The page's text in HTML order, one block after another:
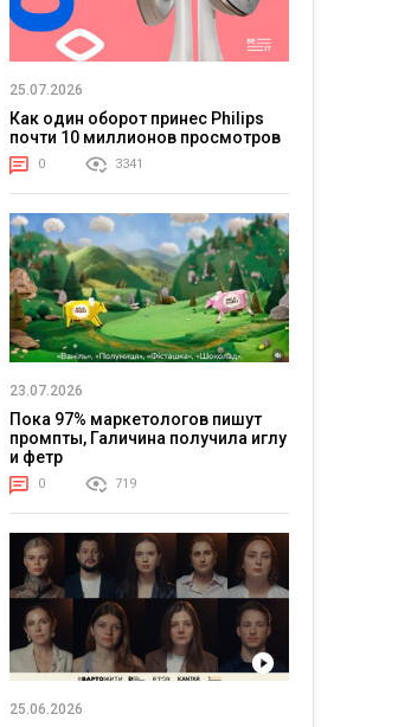
25.07.2026
Как один оборот принес Philips
почти 10 миллионов просмотров
0 3341
23.07.2026
Пока 97% маркетологов пишут
промпты, Галичина получила иглу
и фетр
0 719
25.06.2026